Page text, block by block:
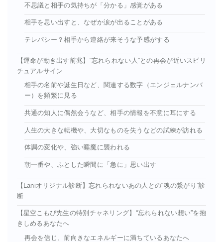
不思議と相手の気持ちが「分かる」感覚がある
相手を思い出すと、なぜか涙が出ることがある
テレパシー？相手から連絡が来そうな予感がする
【運命が動き出す前兆】“忘れられない人”との再会が近いスピリ
チュアルサイン
相手の名前や誕生日など、関連する数字（エンジェルナンバ
ー）を頻繁に見る
共通の知人に偶然会うなど、相手の情報を不意に耳にする
人生の大きな転機や、大切なものを失うなどの試練が訪れる
体調の変化や、強い睡魔に襲われる
朝一番や、ふとした瞬間に「急に」思い出す
【Laniオリジナル診断】忘れられないあの人との“魂の繋がり”診
断
【星空こもぴ先生の特別チャネリング】“忘れられない想い”を抱
きしめるあなたへ
再会を信じ、前向きなエネルギーに満ちているあなたへ